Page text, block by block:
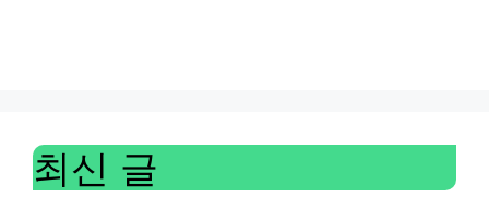
최신 글